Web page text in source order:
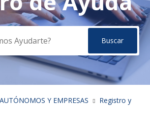
AUTÓNOMOS Y EMPRESAS
Registro y